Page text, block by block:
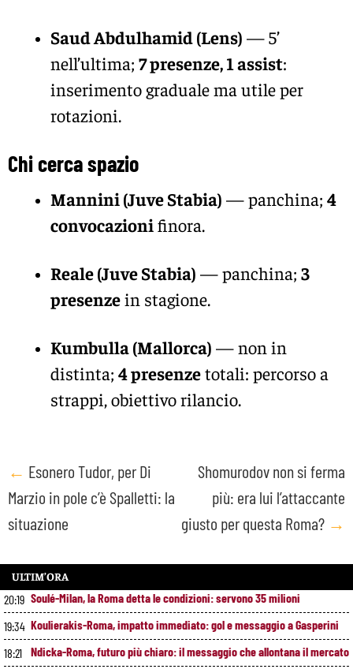
Saud Abdulhamid (Lens) — 5’
nell’ultima; 7 presenze, 1 assist:
inserimento graduale ma utile per
rotazioni.
Chi cerca spazio
Mannini (Juve Stabia) — panchina; 4
convocazioni finora.
Reale (Juve Stabia) — panchina; 3
presenzein stagione.
Kumbulla (Mallorca) — non in
distinta; 4 presenzetotali: percorso a
strappi, obiettivo rilancio.
Post
navigation
← Esonero Tudor, per Di
Marzio in pole c’è Spalletti: la
situazione
Shomurodov non si ferma
più: era lui l’attaccante
giusto per questa Roma? →
ULTIM’ORA
20:19 Soulé-Milan, la Roma detta le condizioni: servono 35 milioni
19:34 Koulierakis-Roma, impatto immediato: gol e messaggio a Gasperini
18:21 Ndicka-Roma, futuro più chiaro: il messaggio che allontana il mercato